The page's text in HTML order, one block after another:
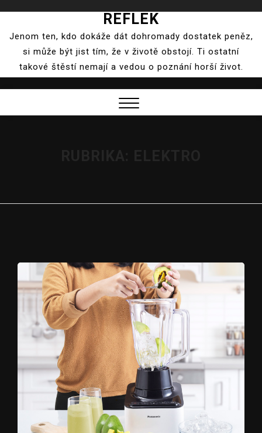
content
REFLEK
Jenom ten, kdo dokáže dát dohromady dostatek peněz,
si může být jist tím, že v životě obstojí. Ti ostatní
takové štěstí nemají a vedou o poznání horší život.